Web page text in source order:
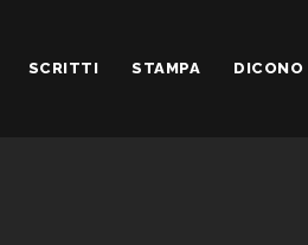
SCRITTI STAMPA DICONO